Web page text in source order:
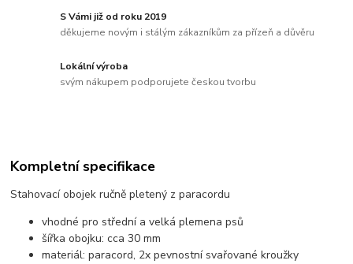
S Vámi již od roku 2019
děkujeme novým i stálým zákazníkům za přízeň a důvěru
Lokální výroba
svým nákupem podporujete českou tvorbu
Kompletní specifikace
Stahovací obojek ručně pletený z paracordu
vhodné pro střední a velká plemena psů
šířka obojku: cca 30 mm
materiál: paracord, 2x pevnostní svařované kroužky